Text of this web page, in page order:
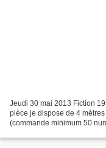
Jeudi 30 mai 2013 Fiction
pièce je dispose de 4
(commande minimum 50